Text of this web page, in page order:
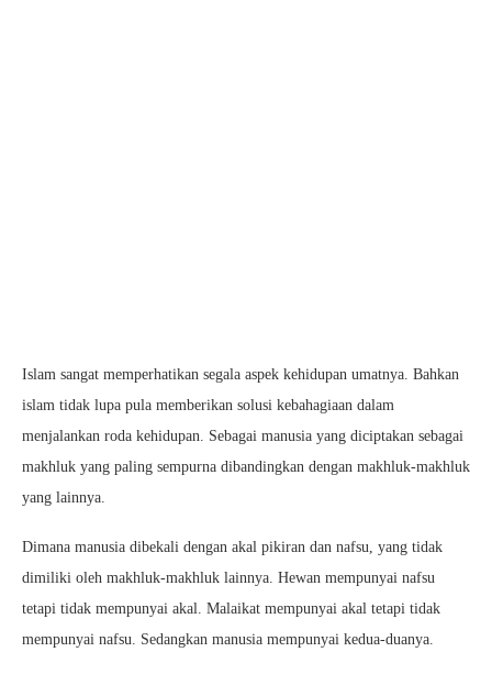
Islam sangat memperhatikan segala aspek kehidupan umatnya. Bahkan
islam tidak lupa pula memberikan solusi kebahagiaan dalam
menjalankan roda kehidupan. Sebagai manusia yang diciptakan sebagai
makhluk yang paling sempurna dibandingkan dengan makhluk-makhluk
yang lainnya.
Dimana manusia dibekali dengan akal pikiran dan nafsu, yang tidak
dimiliki oleh makhluk-makhluk lainnya. Hewan mempunyai nafsu
tetapi tidak mempunyai akal. Malaikat mempunyai akal tetapi tidak
mempunyai nafsu. Sedangkan manusia mempunyai kedua-duanya.